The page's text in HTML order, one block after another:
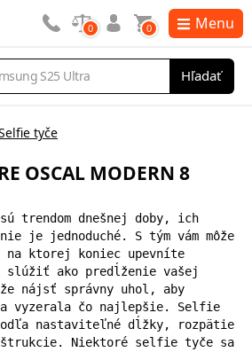
Hľadať
0 0 Menu
tyče
OSCAL MODERN 8
trendom dnešnej doby, ich
je jednoduché. S tým vám môže
ktorej koniec upevníte
slúžiť ako predĺženie vašej
nájsť správny uhol, aby
vyzerala čo najlepšie. Selfie
nastaviteľné dĺžky, rozpätie
Niektoré selfie tyče sa